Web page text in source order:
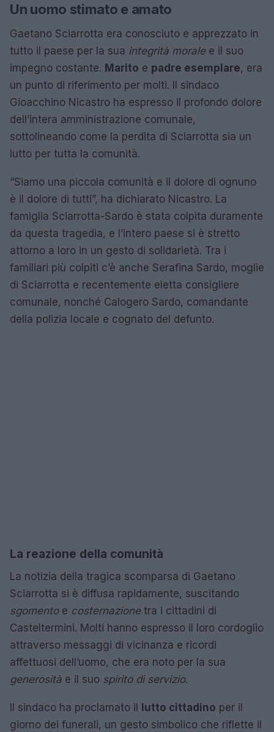
Un uomo stimato e amato
Gaetano Sciarrotta era conosciuto e apprezzato in
tutto il paese per la sua integrità moralee il suo
impegno costante. Marito e padre esemplare, era
un punto di riferimento per molti. Il sindaco
Gioacchino Nicastro ha espresso il profondo dolore
dell’intera amministrazione comunale,
sottolineando come la perdita di Sciarrotta sia un
lutto per tutta la comunità.
“Siamo una piccola comunità e il dolore di ognuno
è il dolore di tutti”, ha dichiarato Nicastro. La
famiglia Sciarrotta-Sardo è stata colpita duramente
da questa tragedia, e l’intero paese si è stretto
attorno a loro in un gesto di solidarietà. Tra i
familiari più colpiti c’è anche Serafina Sardo, moglie
di Sciarrotta e recentemente eletta consigliere
comunale, nonché Calogero Sardo, comandante
della polizia locale e cognato del defunto.
La reazione della comunità
La notizia della tragica scomparsa di Gaetano
Sciarrotta si è diffusa rapidamente, suscitando
sgomentoe costernazionetra i cittadini di
Casteltermini. Molti hanno espresso il loro cordoglio
attraverso messaggi di vicinanza e ricordi
affettuosi dell’uomo, che era noto per la sua
generosità e il suo spirito di servizio.
Il sindaco ha proclamato il lutto cittadino per il
giorno dei funerali, un gesto simbolico che riflette il